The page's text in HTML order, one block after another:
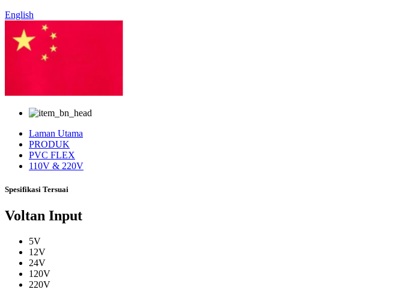
English
Laman Utama
PRODUK
PVC FLEX
110V & 220V
Spesifikasi Tersuai
Voltan Input
5V
12V
24V
120V
220V